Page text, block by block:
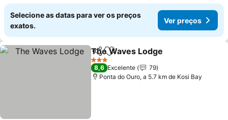
Selecione as datas para ver os preços
exatos.
Ver preços
PartilharAdicionar aos favoritos
The Waves Lodge
3 Estrelas
8,6 Excelente
79
Ponta do Ouro, a 5.7 km de Kosi Bay